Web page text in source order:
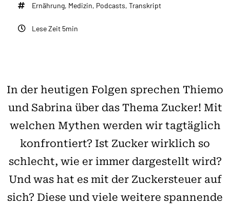
Ernährung, Medizin, Podcasts, Transkript
Lese Zeit 5min
In der heutigen Folgen sprechen Thiemo
und Sabrina über das Thema Zucker! Mit
welchen Mythen werden wir tagtäglich
konfrontiert? Ist Zucker wirklich so
schlecht, wie er immer dargestellt wird?
Und was hat es mit der Zuckersteuer auf
sich? Diese und viele weitere spannende